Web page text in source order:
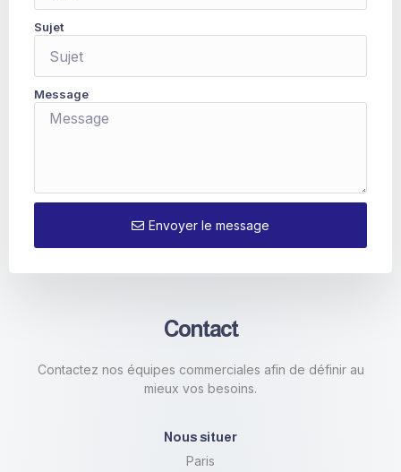
Sujet
Message
Envoyer le message
Contact
Contactez nos équipes commerciales afin de définir au
mieux vos besoins.
Nous situer
Paris